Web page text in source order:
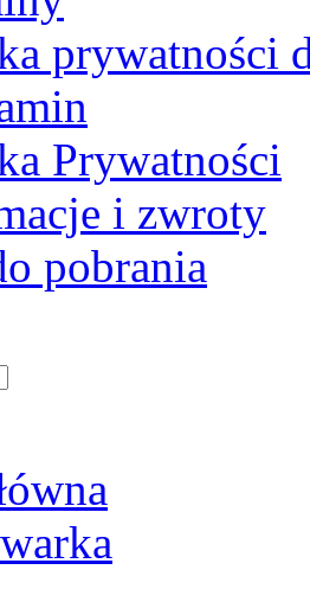
prywatności
Prywatności
i zwroty
pobrania